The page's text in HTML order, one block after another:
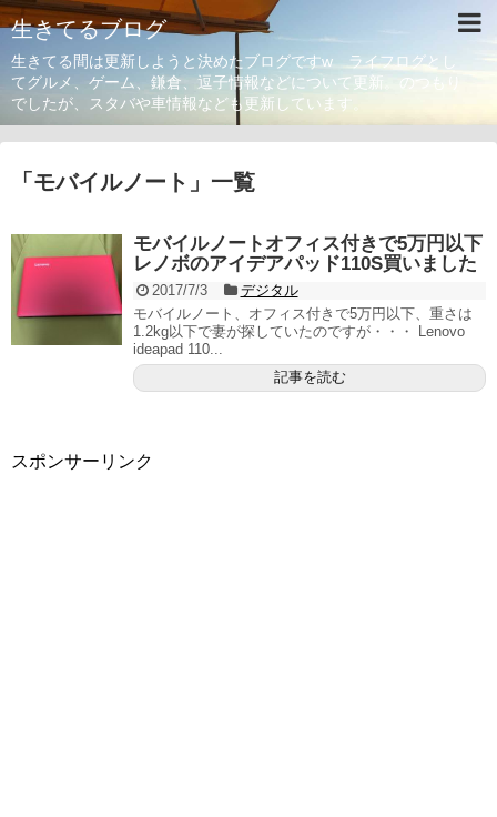
生きてるブログ
生きてる間は更新しようと決めたブログですw ライフログとし
てグルメ、ゲーム、鎌倉、逗子情報などについて更新。のつもり
でしたが、スタバや車情報なども更新しています。
「 モバイルノート 」 一覧
モバイルノートオフィス付きで5万円以下
レノボのアイデアパッド110S買いました
2017/7/3
デジタル
モバイルノート、オフィス付きで5万円以下、重さは
1.2kg以下で妻が探していたのですが・・・ Lenovo
ideapad 110...
記事を読む
スポンサーリンク